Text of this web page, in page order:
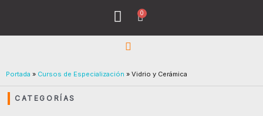
contenido
Menu
0
Cart
Portada » Cursos de Especialización » Vidrio y Cerámica
CATEGORÍAS